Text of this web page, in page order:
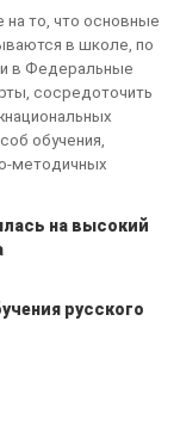
то, что основные
в школе, по
в Федеральные
сосредоточить
обучения,
методичных
на высокий
русского